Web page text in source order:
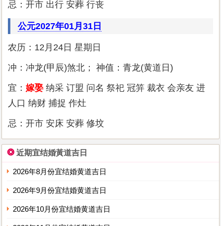
忌：开市 出行 安葬 行丧
公元2027年01月31日
农历：12月24日 星期日
冲：冲龙(甲辰)煞北； 神值：青龙(黄道日)
宜： 嫁娶 纳采 订盟 问名 祭祀 冠笄 裁衣 会亲友 进
人口 纳财 捕捉 作灶
忌：开市 安床 安葬 修坟
❂ 近期宜结婚黃道吉日
2026年8月份宜结婚黄道吉日
2026年9月份宜结婚黄道吉日
2026年10月份宜结婚黄道吉日